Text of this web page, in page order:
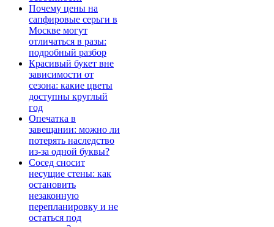
Почему цены на
сапфировые серьги в
Москве могут
отличаться в разы:
подробный разбор
Красивый букет вне
зависимости от
сезона: какие цветы
доступны круглый
год
Опечатка в
завещании: можно ли
потерять наследство
из-за одной буквы?
Сосед сносит
несущие стены: как
остановить
незаконную
перепланировку и не
остаться под